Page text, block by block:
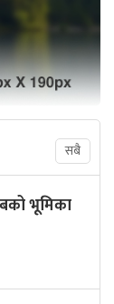
सबै
भूमिका